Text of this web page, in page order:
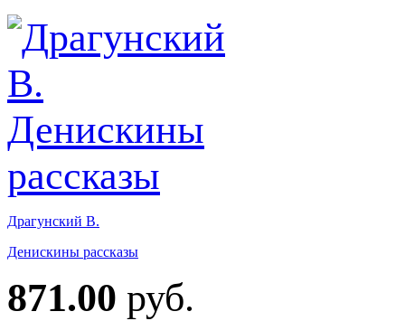
Драгунский В.
Денискины рассказы
871.00 руб.